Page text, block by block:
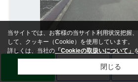
和歌山市新堀東
和歌山市新堀東２丁目 土地
1,780万円
当サイトでは、お客様の当サイト利用状況把握
して、クッキー（Cookie）を使用しています。
詳しくは、当社の 「Cookieの取扱いについて」
閉じる